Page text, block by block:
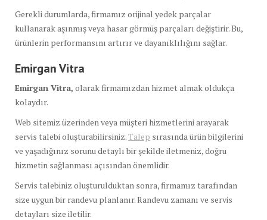
Gerekli durumlarda, firmamız orijinal yedek parçalar
kullanarak aşınmış veya hasar görmüş parçaları değiştirir. Bu,
ürünlerin performansını artırır ve dayanıklılığını sağlar.
Emirgan Vitra
Emirgan Vitra, olarak firmamızdan hizmet almak oldukça
kolaydır.
Web sitemiz üzerinden veya müşteri hizmetlerini arayarak
servis talebi oluşturabilirsiniz.Talep sırasında ürün bilgilerini
ve yaşadığınız sorunu detaylı bir şekilde iletmeniz, doğru
hizmetin sağlanması açısından önemlidir.
Servis talebiniz oluşturulduktan sonra, firmamız tarafından
size uygun bir randevu planlanır. Randevu zamanı ve servis
detayları size iletilir.